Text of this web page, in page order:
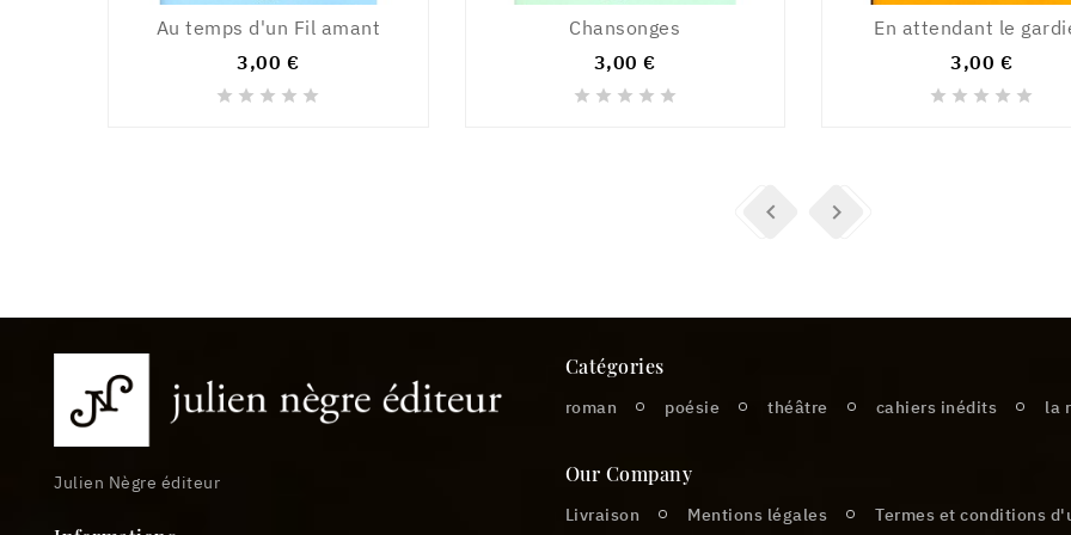
Au temps d'un Fil amant
3,00 €
    
Chansonges
3,00 €
    
En attendant le
3,00 €
    
 
Julien Nègre éditeur
Catégories
roman poésie théâtre cahiers inédits la
Our Company
Livraison Mentions légales Termes et conditions